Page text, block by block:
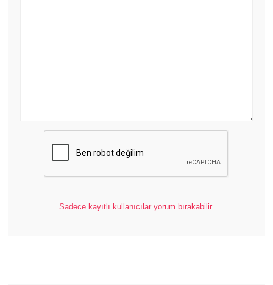
Sadece kayıtlı kullanıcılar yorum bırakabilir.